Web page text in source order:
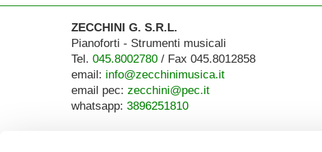
ZECCHINI G. S.R.L.
Pianoforti - Strumenti musicali
Tel. 045.8002780/ Fax 045.8012858
email: info@zecchinimusica.it
email pec: zecchini@pec.it
whatsapp: 3896251810